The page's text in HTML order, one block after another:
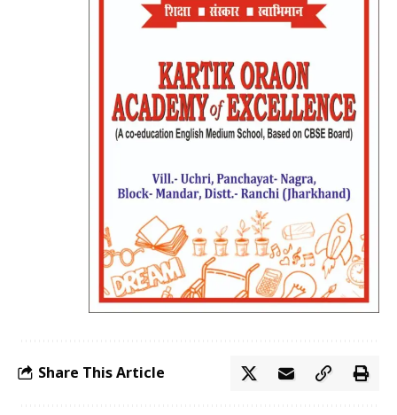
Share This Article